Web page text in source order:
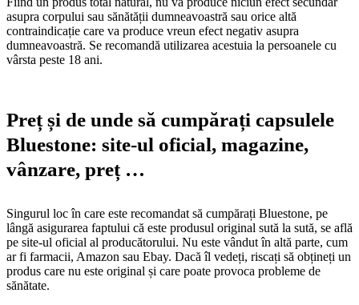
asupra corpului sau sănătății dumneavoastră sau orice altă
contraindicație care va produce vreun efect negativ asupra
dumneavoastră. Se recomandă utilizarea acestuia la persoanele cu
vârsta peste 18 ani.
Preț și de unde să cumpărați capsulele
Bluestone: site-ul oficial, magazine,
vânzare, preț …
Singurul loc în care este recomandat să cumpărați Bluestone, pe
lângă asigurarea faptului că este produsul original sută la sută, se află
pe site-ul oficial al producătorului. Nu este vândut în altă parte, cum
ar fi farmacii, Amazon sau Ebay. Dacă îl vedeți, riscați să obțineți un
produs care nu este original și care poate provoca probleme de
sănătate.